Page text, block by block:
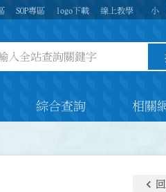
SOP專區 logo下載 線上教學 小
查詢關鍵字欄位
綜合查詢 相關
keyboard_arrow_left